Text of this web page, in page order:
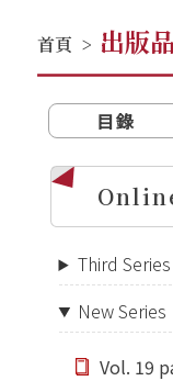
首頁 > 出版品
目錄
Third Series
New Series
Vol. 19